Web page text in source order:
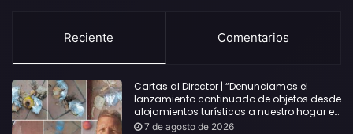
Reciente Comentarios
Cartas al Director | “Denunciamos el
lanzamiento continuado de objetos desde
alojamientos turísticos a nuestro hogar en
Lloret: Podría haber causado una
7 de agosto de 2026